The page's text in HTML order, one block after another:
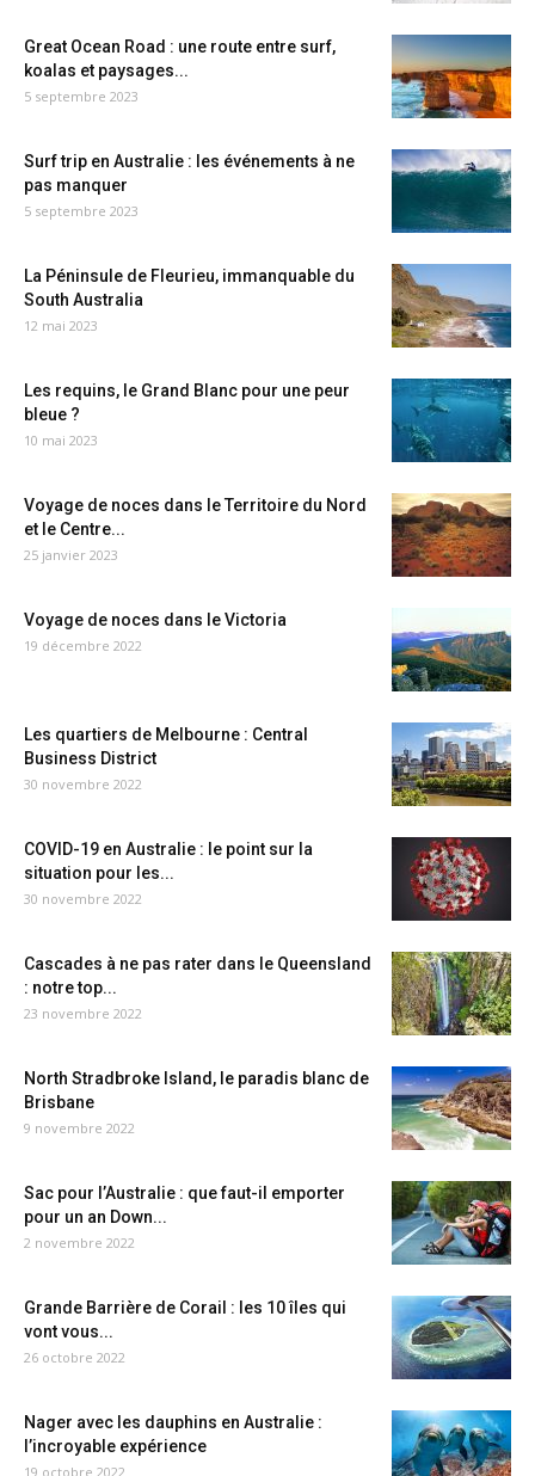
Great Ocean Road : une route entre surf,
koalas et paysages...
5 septembre 2023
Surf trip en Australie : les événements à ne
pas manquer
5 septembre 2023
La Péninsule de Fleurieu, immanquable du
South Australia
12 mai 2023
Les requins, le Grand Blanc pour une peur
bleue ?
10 mai 2023
Voyage de noces dans le Territoire du Nord
et le Centre...
25 janvier 2023
Voyage de noces dans le Victoria
19 décembre 2022
Les quartiers de Melbourne : Central
Business District
30 novembre 2022
COVID-19 en Australie : le point sur la
situation pour les...
30 novembre 2022
Cascades à ne pas rater dans le Queensland
: notre top...
23 novembre 2022
North Stradbroke Island, le paradis blanc de
Brisbane
9 novembre 2022
Sac pour l’Australie : que faut-il emporter
pour un an Down...
2 novembre 2022
Grande Barrière de Corail : les 10 îles qui
vont vous...
26 octobre 2022
Nager avec les dauphins en Australie :
l’incroyable expérience
19 octobre 2022